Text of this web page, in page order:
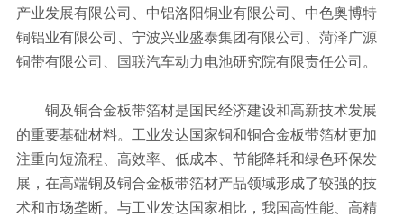
产业发展有限公司、中铝洛阳铜业有限公司、中色奥博特
铜铝业有限公司、宁波兴业盛泰集团有限公司、菏泽广源
铜带有限公司、国联汽车动力电池研究院有限责任公司。
铜及铜合金板带箔材是国民经济建设和高新技术发展
的重要基础材料。工业发达国家铜和铜合金板带箔材更加
注重向短流程、高效率、低成本、节能降耗和绿色环保发
展，在高端铜及铜合金板带箔材产品领域形成了较强的技
术和市场垄断。与工业发达国家相比，我国高性能、高精